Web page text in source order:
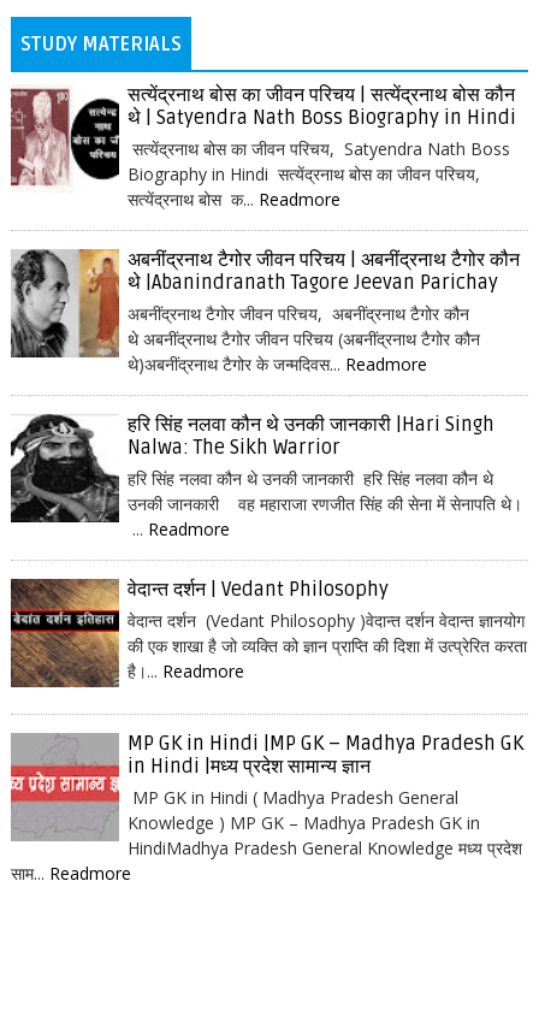
STUDY MATERIALS
सत्येंद्रनाथ बोस का जीवन परिचय | सत्येंद्रनाथ बोस कौन
थे | Satyendra Nath Boss Biography in Hindi
सत्येंद्रनाथ बोस का जीवन परिचय, Satyendra Nath Boss
Biography in Hindi सत्येंद्रनाथ बोस का जीवन परिचय,
सत्येंद्रनाथ बोस क... Readmore
अबनींद्रनाथ टैगोर जीवन परिचय | अबनींद्रनाथ टैगोर कौन
थे |Abanindranath Tagore Jeevan Parichay
अबनींद्रनाथ टैगोर जीवन परिचय, अबनींद्रनाथ टैगोर कौन
थे अबनींद्रनाथ टैगोर जीवन परिचय (अबनींद्रनाथ टैगोर कौन
थे)अबनींद्रनाथ टैगोर के जन्मदिवस... Readmore
हरि सिंह नलवा कौन थे उनकी जानकारी |Hari Singh
Nalwa: The Sikh Warrior
हरि सिंह नलवा कौन थे उनकी जानकारी हरि सिंह नलवा कौन थे
उनकी जानकारी वह महाराजा रणजीत सिंह की सेना में सेनापति थे।
... Readmore
वेदान्त दर्शन | Vedant Philosophy
वेदान्त दर्शन (Vedant Philosophy )वेदान्त दर्शन वेदान्त ज्ञानयोग
की एक शाखा है जो व्यक्ति को ज्ञान प्राप्ति की दिशा में उत्प्रेरित करता
है।... Readmore
MP GK in Hindi |MP GK – Madhya Pradesh GK
in Hindi |मध्य प्रदेश सामान्य ज्ञान
MP GK in Hindi ( Madhya Pradesh General
Knowledge ) MP GK – Madhya Pradesh GK in
HindiMadhya Pradesh General Knowledge मध्य प्रदेश
साम... Readmore